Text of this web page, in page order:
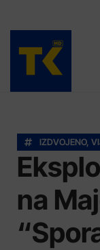
IZDVOJENO,
na